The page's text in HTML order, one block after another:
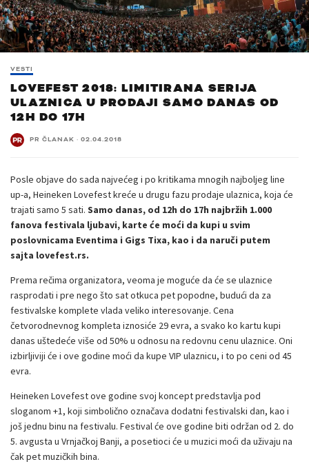
VESTI
LOVEFEST 2018: LIMITIRANA SERIJA
ULAZNICA U PRODAJI SAMO DANAS OD
12H DO 17H
PR ČLANAK · 02.04.2018
Posle objave do sada najvećeg i po kritikama mnogih najboljeg line
up-a, Heineken Lovefest kreće u drugu fazu prodaje ulaznica, koja će
trajati samo 5 sati. Samo danas, od 12h do 17h najbržih 1.000
fanova festivala ljubavi, karte će moći da kupi u svim
poslovnicama Eventima i Gigs Tixa, kao i da naruči putem
sajta lovefest.rs.
Prema rečima organizatora, veoma je moguće da će se ulaznice
rasprodati i pre nego što sat otkuca pet popodne, budući da za
festivalske komplete vlada veliko interesovanje. Cena
četvorodnevnog kompleta iznosiće 29 evra, a svako ko kartu kupi
danas uštedeće više od 50% u odnosu na redovnu cenu ulaznice. Oni
izbirljiviji će i ove godine moći da kupe VIP ulaznicu, i to po ceni od 45
evra.
Heineken Lovefest ove godine svoj koncept predstavlja pod
sloganom +1, koji simbolično označava dodatni festivalski dan, kao i
još jednu binu na festivalu. Festival će ove godine biti održan od 2. do
5. avgusta u Vrnjačkoj Banji, a posetioci će u muzici moći da uživaju na
čak pet muzičkih bina.